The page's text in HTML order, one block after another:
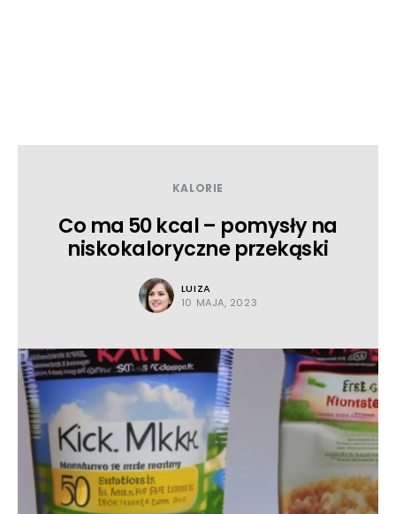
KALORIE
Co ma 50 kcal – pomysły na
niskokaloryczne przekąski
LUIZA
10 MAJA, 2023